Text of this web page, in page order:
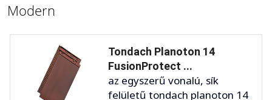
Modern
Tondach Planoton 14
FusionProtect ...
az egyszerű vonalú, sík
felületű tondach planoton 14